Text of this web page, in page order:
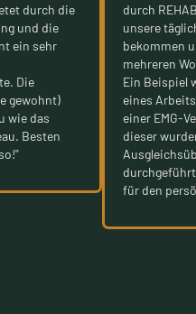
durch die
und die
ein sehr
Die
gewohnt)
wie das
Besten
durch
unsere
bekommen
mehreren
Ein Beispiel
eines
einer EMG-
dieser
für den